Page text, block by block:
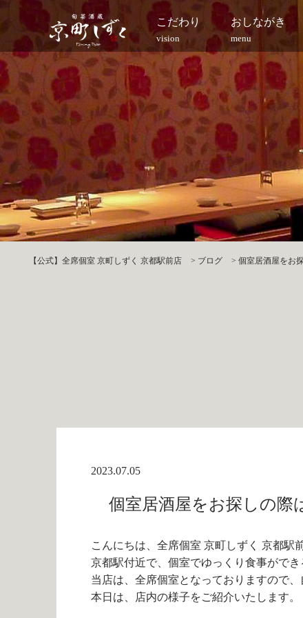
こだわり
vision
おしながき
menu
【公式】全席個室 京町しずく 京都駅前店 > ブログ > 個室居酒屋をお
2023.07.05
個室居酒屋をお探しの際
こんにちは、全席個室 京町しずく 京都駅
京都駅付近で、個室でゆっくり食事がで
当店は、全席個室となっておりますので
本日は、店内の様子をご紹介いたします。